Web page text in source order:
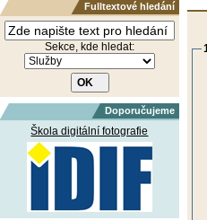
Fulltextové hledání
Sekce, kde hledat:
Doporučujeme
Škola digitální fotografie